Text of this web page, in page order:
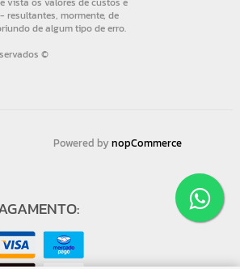
Powered bynopCommerce